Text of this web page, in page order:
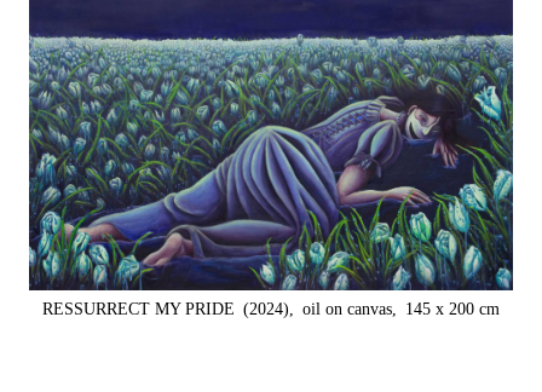
RESSURRECT MY PRIDE (2024), oil on canvas, 145 x 200 cm